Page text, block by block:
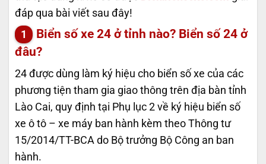
đáp qua bài viết sau đây!
Biển số xe 24 ở tỉnh nào? Biển số 24 ở
đâu?
24 được dùng làm ký hiệu cho biển số xe của các
phương tiện tham gia giao thông trên địa bàn tỉnh
Lào Cai, quy định tại Phụ lục 2 về ký hiệu biển số
xe ô tô – xe máy ban hành kèm theo Thông tư
15/2014/TT-BCA do Bộ trưởng Bộ Công an ban
hành.